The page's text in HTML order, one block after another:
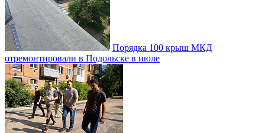
Порядка 100 крыш МКД
отремонтировали в Подольске в июле